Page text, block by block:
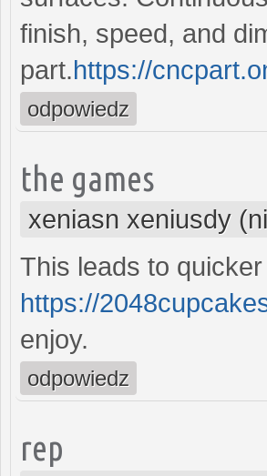
finish, speed, and
part.https://
odpowiedz
the games
xeniasn xeniusdy
This leads to
https://
enjoy.
odpowiedz
rep